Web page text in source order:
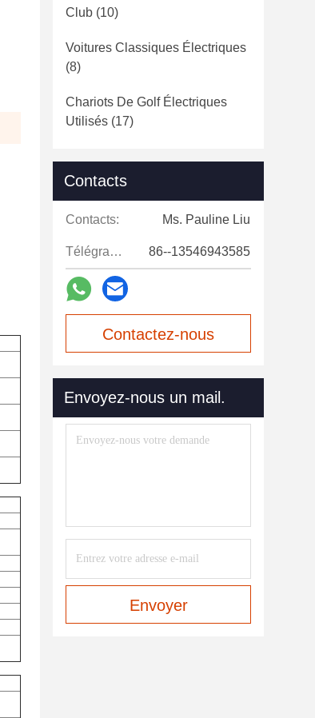
Club (10)
Voitures Classiques Électriques
(8)
Chariots De Golf Électriques
Utilisés (17)
Contacts
Contacts: Ms. Pauline Liu
Télégramme: 86--13546943585
Contactez-nous
Envoyez-nous un mail.
Envoyer